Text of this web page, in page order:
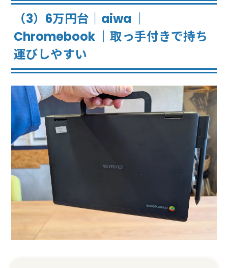
（3）6万円台｜aiwa ｜
Chromebook ｜取っ手付きで持ち
運びしやすい